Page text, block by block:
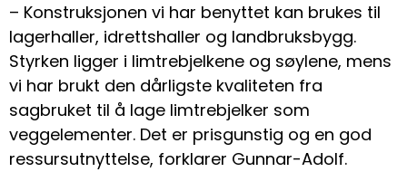
– Konstruksjonen vi har benyttet kan brukes til
lagerhaller, idrettshaller og landbruksbygg.
Styrken ligger i limtrebjelkene og søylene, mens
vi har brukt den dårligste kvaliteten fra
sagbruket til å lage limtrebjelker som
veggelementer. Det er prisgunstig og en god
ressursutnyttelse, forklarer Gunnar-Adolf.